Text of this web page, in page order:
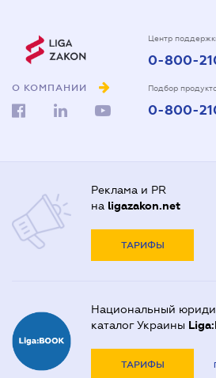
О КОМПАНИИ
Центр
0-800-
Подбор
0-800-
Реклама и PR
на ligazakon.net
ТАРИФЫ
Национальный
каталог Украины
ТАРИФЫ